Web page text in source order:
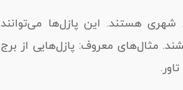
هستند. این پازل‌ها می‌توانند
مثال‌های معروف: پازل‌هایی از برج